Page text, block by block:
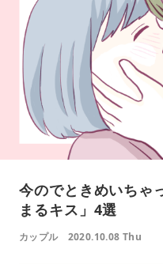
今のでときめいちゃ
まるキス」4選
カップル 2020.10.08 Thu